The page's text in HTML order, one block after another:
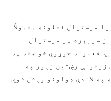
مرستیال فعلونه معمولاً
سربېره پر مرستیال
فعلونه جوړوي خو هغه په
زرغونې رښتین زېور په
په لاندې ډولونو وېشل شوي